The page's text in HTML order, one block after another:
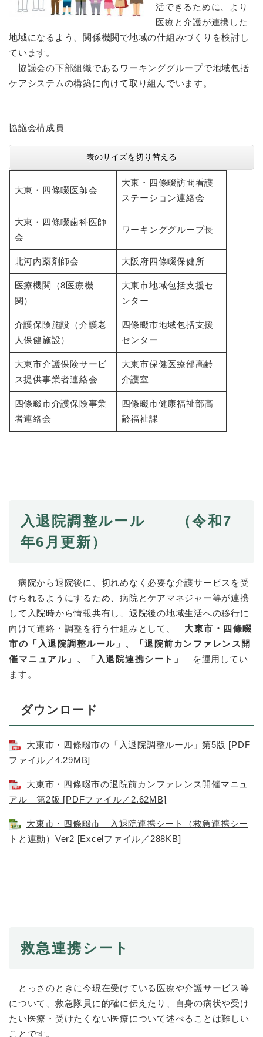
防災・安全
防
・
全
の
ひ
子育て・教育
育
て
メ
ニ
ュ
ー
を
く
・
福
祉
の
メ
ュ
ー
を
ひ
ら
く
スポーツ・文化
ポ
ツ
文
の
ニ
ュ
ー
を
ひ
ら
く
ま
ち
り
環
境
の
ニ
ー
を
ひ
ら
く
しごと・産業
と
・
産
業
の
ニ
ー
ひ
ら
市政情報
政
の
メ
ュ
ー
ら
活できるために、より
医療と介護が連携した
地域になるよう、関係機関で地域の仕組みづくりを検討し
ています。
​ 協議会の下部組織であるワーキンググループで地域包括
ケアシステムの構築に向けて取り組んでいます。
協議会構成員
表のサイズを切り替える
大東・四條畷医師会
大東・四條畷訪問看護
ステーション連絡会
大東・四條畷歯科医師
会
ワーキンググループ長
北河内薬剤師会 大阪府四條畷保健所
医療機関（8医療機
関）
大東市地域包括支援セ
ンター
介護保険施設（介護老
人保健施設）
四條畷市地域包括支援
センター
大東市介護保険サービ
ス提供事業者連絡会
大東市保健医療部高齢
介護室
四條畷市介護保険事業
者連絡会
四條畷市健康福祉部高
齢福祉課
入退院調整ルール （令和7
年6月更新）
病院から退院後に、切れめなく必要な介護サービスを受
けられるようにするため、病院とケアマネジャー等が連携
して入院時から情報共有し、退院後の地域生活への移行に
向けて連絡・調整を行う仕組みとして、 大東市・四條畷
市の「入退院調整ルール」、「退院前カンファレンス開
催マニュアル」、「入退院連携シート」
を運用してい
ます。
ダウンロード
大東市・四條畷市の「入退院調整ルール」第5版 [PDF
ファイル／4.29MB]
大東市・四條畷市の退院前カンファレンス開催マニュ
アル 第2版 [PDFファイル／2.62MB]
大東市・四條畷市 入退院連携シート（救急連携シー
トと連動）Ver2 [Excelファイル／288KB]
救急連携シート
とっさのときに今現在受けている医療や介護サービス等
について、救急隊員に的確に伝えたり、自身の病状や受け
たい医療・受けたくない医療について述べることは難しい
ことです。